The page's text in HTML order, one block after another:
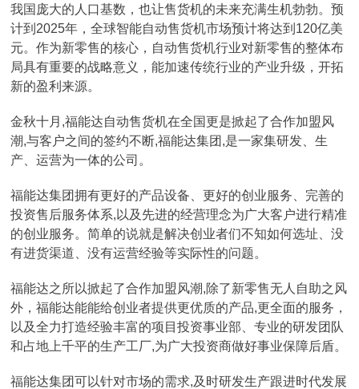
我国庞大的人口基数，也让售货机的未来充满生机勃勃。预
计到2025年，全球智能自动售货机市场预计将达到120亿美
元。作为新零售的核心，自动售货机行业对新零售的整体布
局具有重要的战略意义，能加速传统行业的产业升级，开拓
新的盈利来源。
金秋十月,福能达自动售货机在全国更是掀起了合作加盟风
潮,与客户之间的签约不断,福能达集团,是一家集研发、生
产、运营为一体的公司。
福能达集团拥有更好的产品设备、更好的创业服务、完善的
投资售后服务体系,以及先进的经营理念为广大客户进行精准
的创业服务。简单的说就是解决创业者们不知如何选址、没
有进货渠道、没有运营经验等实际性的问题。
福能达之所以掀起了合作加盟风潮,除了新零售无人自助之风
外，福能达能能给创业者提供更优质的产品,更全面的服务，
以及全力打造经验丰富的项目投资事业部、专业的研发团队
和占地上千平的生产工厂,为广大投资商做好事业保障后盾。
福能达集团可以针对市场的需求,及时研发生产跟进时代发展